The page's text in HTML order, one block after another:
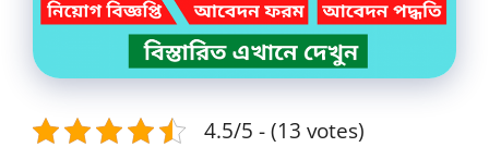
4.5/5 - (13 votes)